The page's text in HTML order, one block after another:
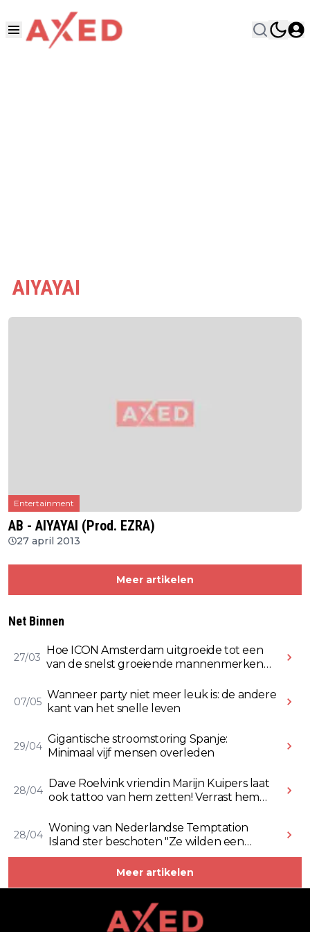
AIYAYAI
Entertainment
AB - AIYAYAI (Prod. EZRA)
27 april 2013
Meer artikelen
Net Binnen
27/03
Hoe ICON Amsterdam uitgroeide tot een
van de snelst groeiende mannenmerken
07/05
Wanneer party niet meer leuk is: de andere
kant van het snelle leven
29/04
Gigantische stroomstoring Spanje:
Minimaal vijf mensen overleden
28/04
Dave Roelvink vriendin Marijn Kuipers laat
ook tattoo van hem zetten! Verrast hem
28/04
Woning van Nederlandse Temptation
Island ster beschoten "Ze wilden een
Rolex stelen" (Video)
Meer artikelen